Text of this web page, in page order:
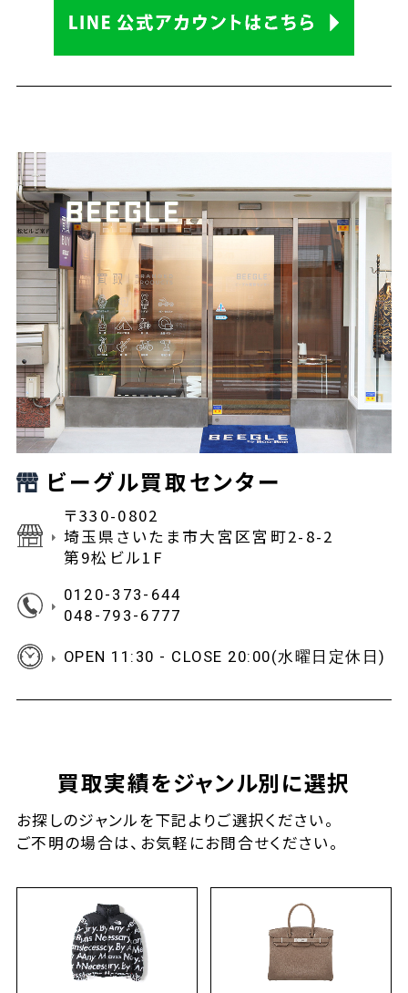
ビーグル買取センター
〒330-0802
埼玉県さいたま市大宮区宮町2-8-2
第9松ビル1F
0120-373-644
048-793-6777
OPEN 11:30 - CLOSE 20:00(水曜日定休日)
買取実績をジャンル別に選択
お探しのジャンルを下記よりご選択ください。
ご不明の場合は、お気軽にお問合せください。